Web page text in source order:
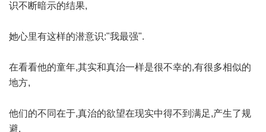
识不断暗示的结果,
她心里有这样的潜意识:"我最强".
在看看他的童年,其实和真治一样是很不幸的,有很多相似的
地方,
他们的不同在于,真治的欲望在现实中得不到满足,产生了规
避,